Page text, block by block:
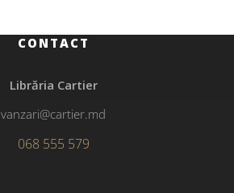
CONTACT
Librăria Cartier
vanzari@cartier.md
068 555 579